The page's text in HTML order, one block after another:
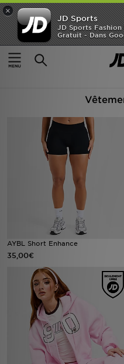
×
JD Sports
JD Sports Fashion
Gratuit - Dans
Accueil
Femme Vêtements
Produits 2205
AYBL Short Enhance
35,00€
Accueil
Nouveautés
Collections
PROMOS
Mon JD
Suivre Ma Commande
Service client